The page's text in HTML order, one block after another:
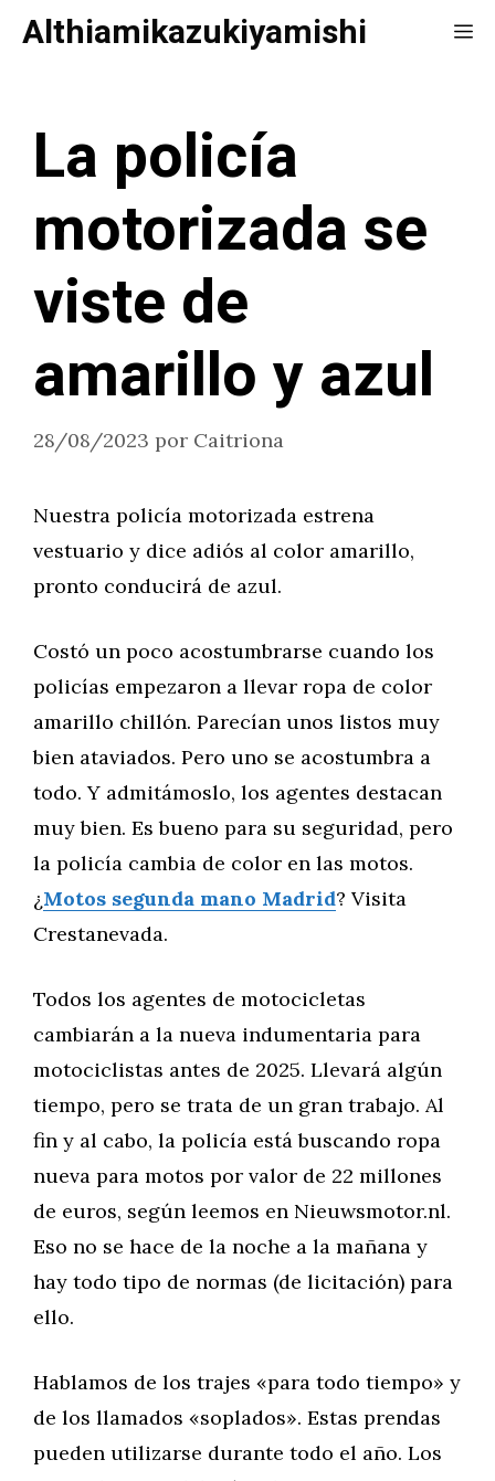
Saltar
Althiamikazukiyamishi
La policía
motorizada se
viste de
amarillo y azul
28/08/2023 por Caitriona
Nuestra policía motorizada estrena
vestuario y dice adiós al color amarillo,
pronto conducirá de azul.
Costó un poco acostumbrarse cuando los
policías empezaron a llevar ropa de color
amarillo chillón. Parecían unos listos muy
bien ataviados. Pero uno se acostumbra a
todo. Y admitámoslo, los agentes destacan
muy bien. Es bueno para su seguridad, pero
la policía cambia de color en las motos.
¿Motos segunda mano Madrid? Visita
Crestanevada.
Todos los agentes de motocicletas
cambiarán a la nueva indumentaria para
motociclistas antes de 2025. Llevará algún
tiempo, pero se trata de un gran trabajo. Al
fin y al cabo, la policía está buscando ropa
nueva para motos por valor de 22 millones
de euros, según leemos en Nieuwsmotor.nl.
Eso no se hace de la noche a la mañana y
hay todo tipo de normas (de licitación) para
ello.
Hablamos de los trajes «para todo tiempo» y
de los llamados «soplados». Estas prendas
pueden utilizarse durante todo el año. Los